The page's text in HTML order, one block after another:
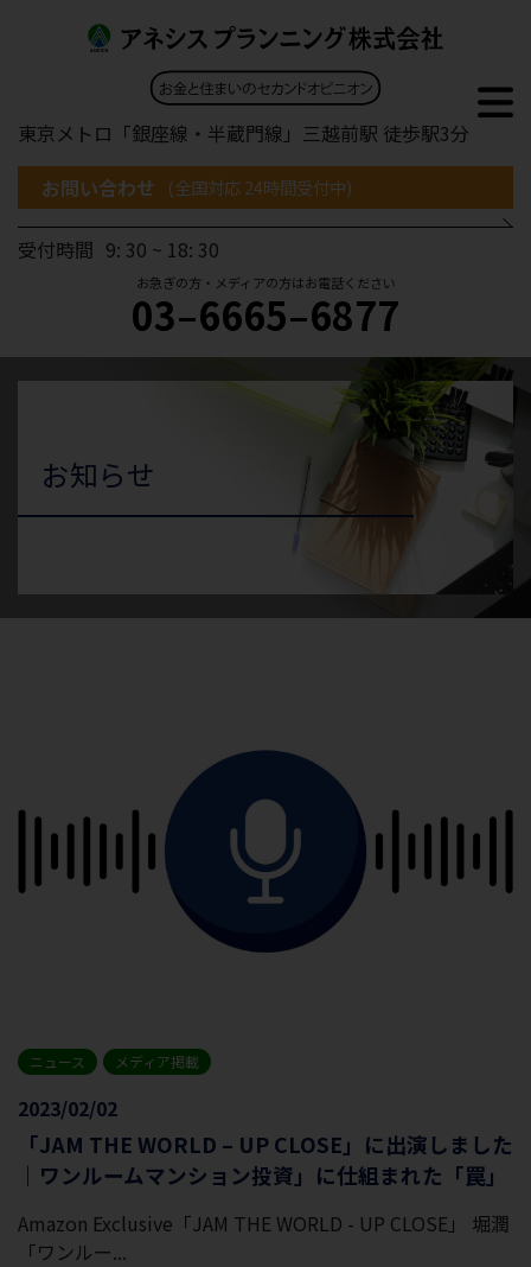
東京メトロ「銀座線・半蔵門線」三越前駅 徒歩駅3分
お問い合わせ
(全国対応 24時間受付中)
受付時間 9: 30 ~ 18: 30
お急ぎの方・メディアの方はお電話ください
03–6665–6877
お知らせ
ニュース メディア掲載
2023/02/02
「JAM THE WORLD – UP CLOSE」に出演しました
｜ワンルームマンション投資」に仕組まれた「罠」
Amazon Exclusive「JAM THE WORLD - UP CLOSE」 堀潤
「ワンルー...